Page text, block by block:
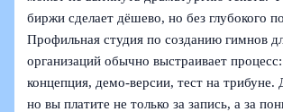
биржи сделает дёшево, но без глубокого
Профильная студия по созданию гимнов
организаций обычно выстраивает
концепция, демо-версии, тест на трибуне.
но вы платите не только за запись, а за